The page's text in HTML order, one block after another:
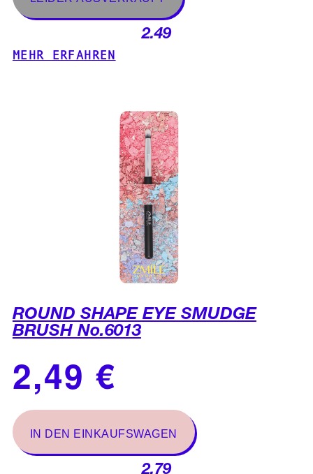
2.49
MEHR ERFAHREN
ROUND SHAPE EYE SMUDGE
BRUSH No.6013
2.79